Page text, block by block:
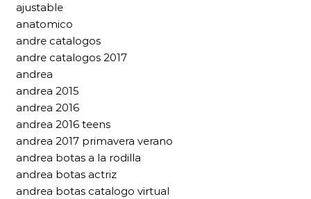
ajustable
anatomico
andre catalogos
andre catalogos 2017
andrea
andrea 2015
andrea 2016
andrea 2016 teens
andrea 2017 primavera verano
andrea botas a la rodilla
andrea botas actriz
andrea botas catalogo virtual